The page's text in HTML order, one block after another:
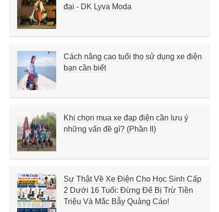
đại - DK Lyva Moda
Cách nâng cao tuổi thọ sử dụng xe điện
bạn cần biết
Khi chọn mua xe đạp điện cần lưu ý
những vấn đề gì? (Phần II)
Sự Thật Về Xe Điện Cho Học Sinh Cấp
2 Dưới 16 Tuổi: Đừng Để Bị Trừ Tiền
Triệu Và Mắc Bẫy Quảng Cáo!